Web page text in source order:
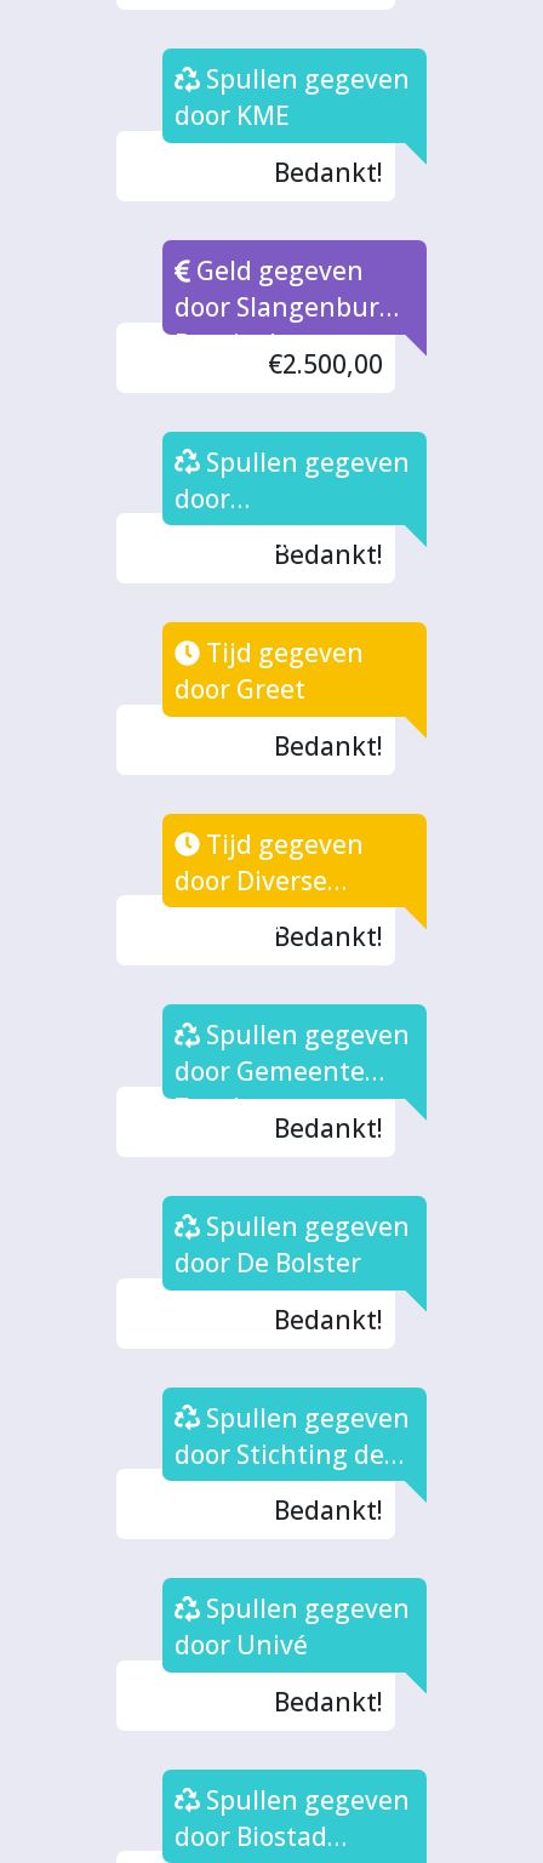
Spullen gegeven
door KME
Bedankt!
Geld gegeven
door Slangenburg
Doetinchem
€2.500,00
Spullen gegeven
door
Hoopheggen.nl
Bedankt!
Tijd gegeven
door Greet
Bedankt!
Tijd gegeven
door Diverse
Vrijwilligers
Bedankt!
Spullen gegeven
door Gemeente
Zutphen
Bedankt!
Spullen gegeven
door De Bolster
Bedankt!
Spullen gegeven
door Stichting de
Zutphense Hand
Bedankt!
Spullen gegeven
door Univé
Bedankt!
Spullen gegeven
door Biostad